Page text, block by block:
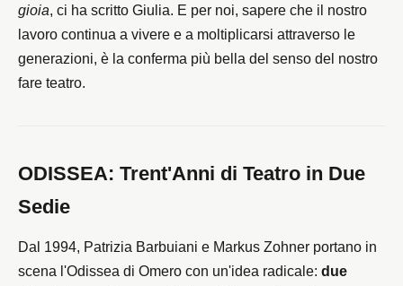
gioia, ci ha scritto Giulia. E per noi, sapere che il nostro
lavoro continua a vivere e a moltiplicarsi attraverso le
generazioni, è la conferma più bella del senso del nostro
fare teatro.
ODISSEA: Trent'Anni di Teatro in Due
Sedie
Dal 1994, Patrizia Barbuiani e Markus Zohner portano in
scena l'Odissea di Omero con un'idea radicale:due